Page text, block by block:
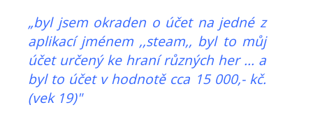
„byl jsem okraden o účet na jedné z
aplikací jménem ,,steam,, byl to můj
účet určený ke hraní různých her ... a
byl to účet v hodnotě cca 15 000,- kč.
(vek 19)"